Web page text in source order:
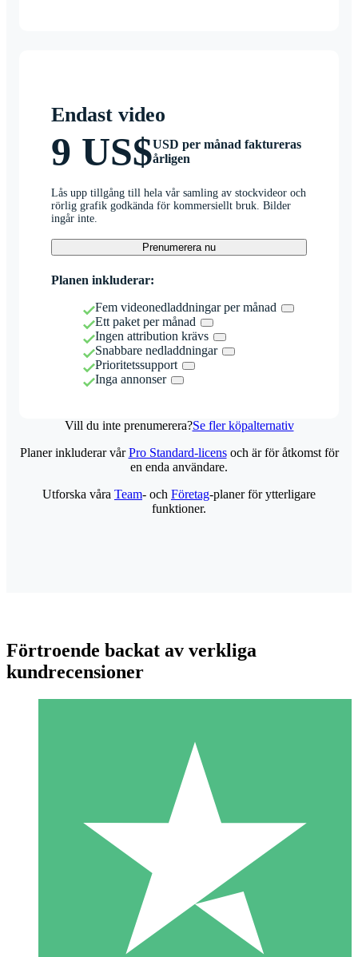
Endast video
9 US$USD per månad faktureras
årligen
Lås upp tillgång till hela vår samling av stockvideor och
rörlig grafik godkända för kommersiellt bruk. Bilder
ingår inte.
Prenumerera nu
Planen inkluderar:
Fem videonedladdningar per månad
Ett paket per månad
Ingen attribution krävs
Snabbare nedladdningar
Prioritetssupport
Inga annonser
Vill du inte prenumerera?Se fler köpalternativ
Individuella Kreditpaket
Betala per användning med nedladdningskrediter. Inget
1 Nedladdningar
10 00
Planer inkluderar vårPro Standard-licensoch är för åtkomst för
en enda användare.
Utforska våra Team- och Företag-planer för ytterligare
funktioner.
Förtroende backat av verkliga
kundrecensioner